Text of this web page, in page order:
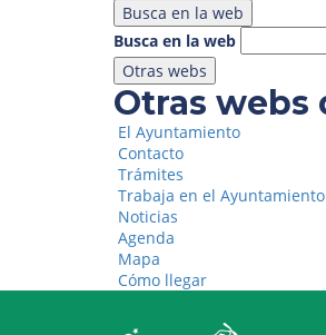
Busca en la web
Busca en la web
Otras webs
Otras webs
El Ayuntamiento
Contacto
Trámites
Trabaja en el Ayuntamiento
Noticias
Agenda
Mapa
Cómo llegar